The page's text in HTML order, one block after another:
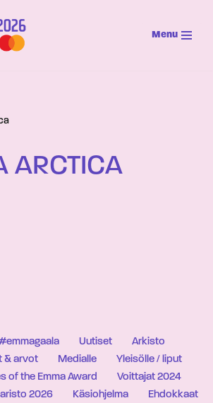
Menu
ARCTICA
Uutiset
Arkisto
& arvot
Medialle
Yleisölle / liput
of the Emma Award
Voittajat 2024
2026 Käsiohjelma
Ehdokkaat